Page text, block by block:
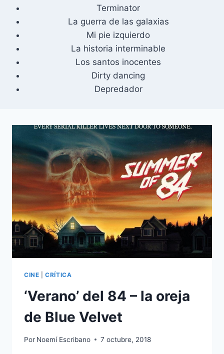
Terminator
La guerra de las galaxias
Mi pie izquierdo
La historia interminable
Los santos inocentes
Dirty dancing
Depredador
CINE |CRÍTICA
‘Verano’ del 84 – la oreja
de Blue Velvet
Por Noemí Escribano 7 octubre, 2018